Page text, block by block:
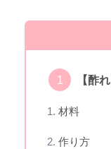
【酢
材料
作り方